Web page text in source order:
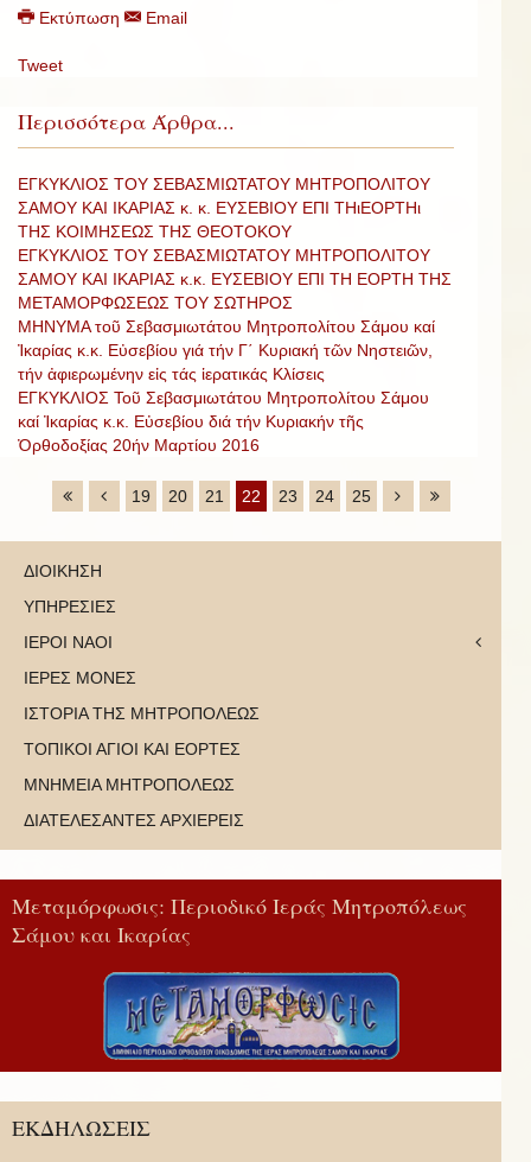
Εκτύπωση Email
Tweet
Περισσότερα Άρθρα...
ΕΓΚΥΚΛΙΟΣ ΤΟΥ ΣΕΒΑΣΜΙΩΤΑΤΟΥ ΜΗΤΡΟΠΟΛΙΤΟΥ
ΣΑΜΟΥ ΚΑΙ ΙΚΑΡΙΑΣ κ. κ. ΕΥΣΕΒΙΟΥ ΕΠΙ ΤΗιΕΟΡΤΗι
ΤΗΣ ΚΟΙΜΗΣΕΩΣ ΤΗΣ ΘΕΟΤΟΚΟΥ
ΕΓΚΥΚΛΙΟΣ ΤΟΥ ΣΕΒΑΣΜΙΩΤΑΤΟΥ ΜΗΤΡΟΠΟΛΙΤΟΥ
ΣΑΜΟΥ ΚΑΙ ΙΚΑΡΙΑΣ κ.κ. ΕΥΣΕΒΙΟΥ ΕΠΙ ΤΗ ΕΟΡΤΗ ΤΗΣ
ΜΕΤΑΜΟΡΦΩΣΕΩΣ ΤΟΥ ΣΩΤΗΡΟΣ
ΜΗΝΥΜΑ τοῦ Σεβασμιωτάτου Μητροπολίτου Σάμου καί
Ἰκαρίας κ.κ. Εὐσεβίου γιά τήν Γ΄ Κυριακή τῶν Νηστειῶν,
τήν ἀφιερωμένην εἰς τάς ἱερατικάς Κλίσεις
ΕΓΚΥΚΛΙΟΣ Τοῦ Σεβασμιωτάτου Μητροπολίτου Σάμου
καί Ἰκαρίας κ.κ. Εὐσεβίου διά τήν Κυριακήν τῆς
Ὀρθοδοξίας 20ήν Μαρτίου 2016
19 20 21 22 23 24 25
ΔΙΟΙΚΗΣΗ
ΥΠΗΡΕΣΙΕΣ
ΙΕΡΟΙ ΝΑΟΙ
ΙΕΡΕΣ ΜΟΝΕΣ
ΙΣΤΟΡΙΑ ΤΗΣ ΜΗΤΡΟΠΟΛΕΩΣ
ΤΟΠΙΚΟΙ ΑΓΙΟΙ ΚΑΙ ΕΟΡΤΕΣ
ΜΝΗΜΕΙΑ ΜΗΤΡΟΠΟΛΕΩΣ
ΔΙΑΤΕΛΕΣΑΝΤΕΣ ΑΡΧΙΕΡΕΙΣ
Μεταμόρφωσις: Περιοδικό Ιεράς Μητροπόλεως
Σάμου και Ικαρίας
ΕΚΔΗΛΩΣΕΙΣ